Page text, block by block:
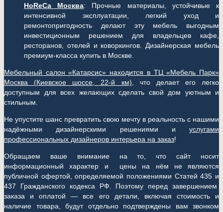
HoReCa Москва: Прочные материалы, устойчивые к
интенсивной эксплуатации, легкий уход и
ремонтопригодность делают эту мебель выгодным
инвестиционным решением для владельцев кафе,
ресторанов, отелей и коворкингов. Дизайнерская мебель
премиум-класса купить в Москве.
Мебельный салон «Катарсис» находится в ТЦ «Мебель Парк»
Москва (Киевское шоссе, 22-й км) , что делает его легко
доступным для всех желающих сделать свой дом уютным и
стильным.
Не упустите шанс превратить свою мечту в реальность с нашими
надёжными дизайнерскими решениями и услугами
профессиональных дизайнеров интерьера на заказ!
Обращаем ваше внимание на то, что сайт носит
информационный характер и цены на нём не являются
публичной офертой, определяемой положениями Статей 435 и
437 Гражданского кодекса РФ. Поэтому перед завершением
заказа и оплатой — все его детали, включая стоимость и
наличие товара, будут отдельно подтверждены вам звонком